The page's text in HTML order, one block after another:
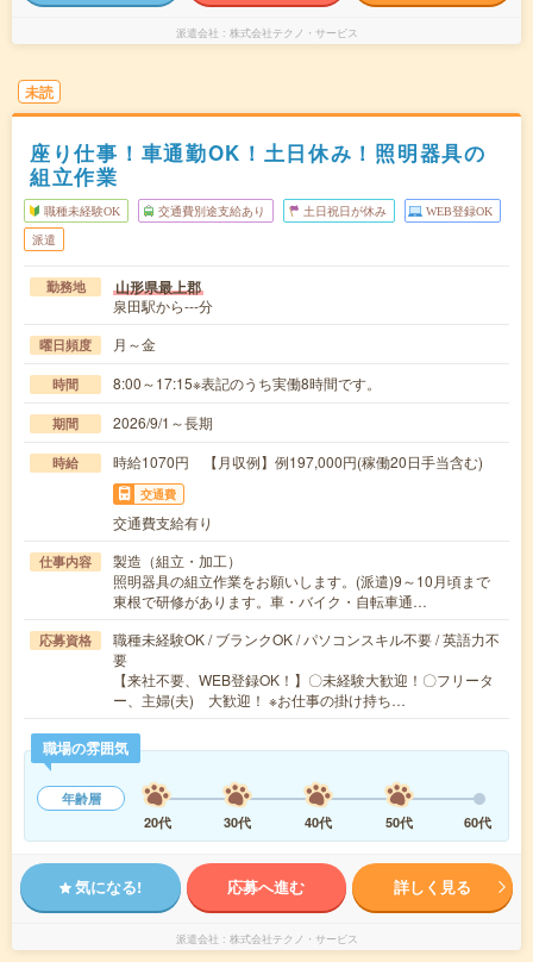
派遣会社 株式会社テクノ・サービス
未読
座り仕事！車通勤OK！土日休み！照明器具の
組立作業
職種未経験OK 交通費別途支給あり 土日祝日が休み WEB登録OK
派遣
勤務地 山形県最上郡
泉田駅から---分
曜日頻度 月～金
時間 8:00～17:15※表記のうち実働8時間です。
期間 2026/9/1～長期
時給 時給1070円 【月収例】例197,000円(稼働20日手当含む)
交通費
交通費支給有り
仕事内容
製造（組立・加工）
照明器具の組立作業をお願いします。(派遣)9～10月頃まで
東根で研修があります。車・バイク・自転車通…
応募資格
職種未経験OK / ブランクOK / パソコンスキル不要 / 英語力不
要
【来社不要、WEB登録OK！】〇未経験大歓迎！〇フリータ
ー、主婦(夫) 大歓迎！ ※お仕事の掛け持ち…
職場の雰囲気
年齢層
20代
30代 40代 50代 60代
気になる! 応募へ進む 詳しく見る
派遣会社 株式会社テクノ・サービス